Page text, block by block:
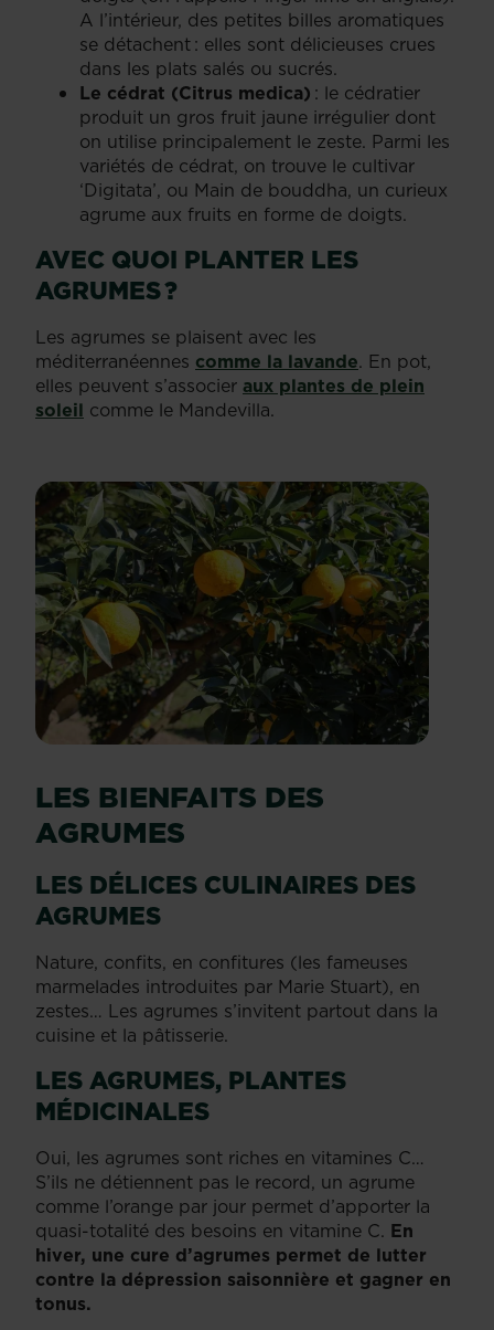
A l’intérieur, des petites billes aromatiques
se détachent : elles sont délicieuses crues
dans les plats salés ou sucrés.
Le cédrat (Citrus medica) : le cédratier
produit un gros fruit jaune irrégulier dont
on utilise principalement le zeste. Parmi les
variétés de cédrat, on trouve le cultivar
‘Digitata’, ou Main de bouddha, un curieux
agrume aux fruits en forme de doigts.
AVEC QUOI PLANTER LES
AGRUMES ?
Les agrumes se plaisent avec les
méditerranéennes comme la lavande. En pot,
elles peuvent s’associer aux plantes de plein
soleil comme le Mandevilla.
LES BIENFAITS DES
AGRUMES
LES DÉLICES CULINAIRES DES
AGRUMES
Nature, confits, en confitures (les fameuses
marmelades introduites par Marie Stuart), en
zestes… Les agrumes s’invitent partout dans la
cuisine et la pâtisserie.
LES AGRUMES, PLANTES
MÉDICINALES
Oui, les agrumes sont riches en vitamines C…
S’ils ne détiennent pas le record, un agrume
comme l’orange par jour permet d’apporter la
quasi-totalité des besoins en vitamine C. En
hiver, une cure d’agrumes permet de lutter
contre la dépression saisonnière et gagner en
tonus.